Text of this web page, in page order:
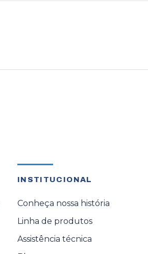
INSTITUCIONAL
Conheça nossa história
Linha de produtos
Assistência técnica